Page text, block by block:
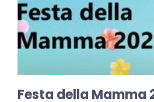
Festa della Mamma